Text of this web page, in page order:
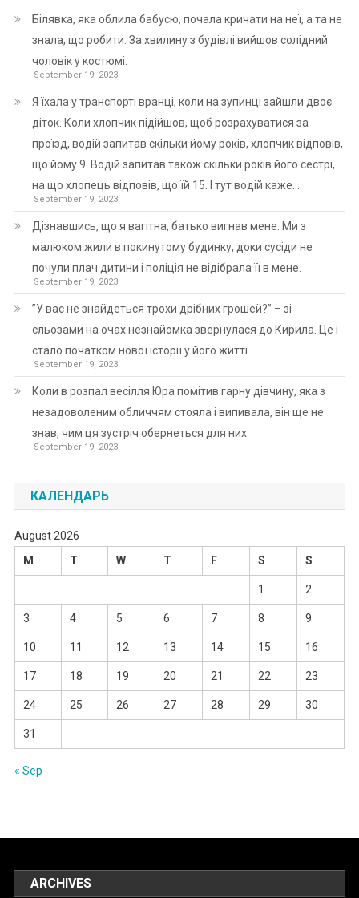
Білявка, яка облила бабусю, почала кричати на неї, а та не
знала, що робити. За хвилину з будівлі вийшов солідний
чоловік у костюмі.
September 19, 2023
Я їхала у транспорті вранці, коли на зупинці зайшли двоє
діток. Коли хлопчик підійшов, щоб розрахуватися за
проїзд, водій запитав скільки йому років, хлопчик відповів,
що йому 9. Водій запитав також скільки років його сестрі,
на що хлопець відповів, що їй 15. І тут водій каже…
September 19, 2023
Дізнавшись, що я вагітна, батько вигнав мене. Ми з
малюком жили в покинутому будинку, доки сусіди не
почули плач дитини і поліція не відібрала її в мене.
September 19, 2023
”У вас не знайдеться трохи дрібних грошей?” – зі
сльозами на очах незнайомка звернулася до Кирила. Це і
стало початком нової історії у його житті.
September 19, 2023
Коли в розпал весілля Юра помітив гарну дівчину, яка з
незадоволеним обличчям стояла і випивала, він ще не
знав, чим ця зустріч обернеться для них.
September 19, 2023
КАЛЕНДАРЬ
August 2026
M
T W T F S S
1 2
3 4 5 6 7 8 9
10 11 12 13 14 15 16
17 18 19 20 21 22 23
24 25 26 27 28 29 30
31
« Sep
ARCHIVES